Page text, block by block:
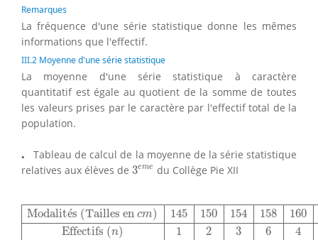
Remarques
La fréquence d'une série statistique donne les mêmes
informations que l'effectif.
III.2 Moyenne d'une série statistique
La moyenne d'une série statistique à caractère
quantitatif est égale au quotient de la somme de toutes
les valeurs prises par le caractère par l'effectif total de la
population.
⋅⋅
Tableau de calcul de la moyenne de la série statistique
relatives aux élèves de 3eme
3em e
du Collège Pie XII
Modalités (Tailles en cm) 145 150 154 158
160
Effectifs (n) 1 2 3 6
4
Modalités (Tailles encm)145150154158160162165